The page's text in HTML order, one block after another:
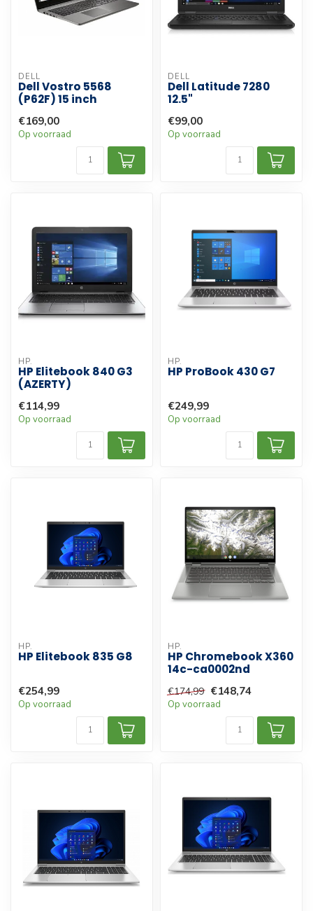
DELL
Dell Vostro 5568
(P62F) 15 inch
€169,00
Op voorraad
DELL
Dell Latitude 7280
12.5"
€99,00
Op voorraad
HP.
HP Elitebook 840 G3
(AZERTY)
€114,99
Op voorraad
HP.
HP ProBook 430 G7
€249,99
Op voorraad
HP.
HP Elitebook 835 G8
€254,99
Op voorraad
HP.
HP Chromebook X360
14c-ca0002nd
€174,99 €148,74
Op voorraad